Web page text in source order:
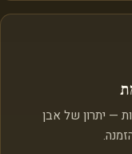
— יתרון של אבן